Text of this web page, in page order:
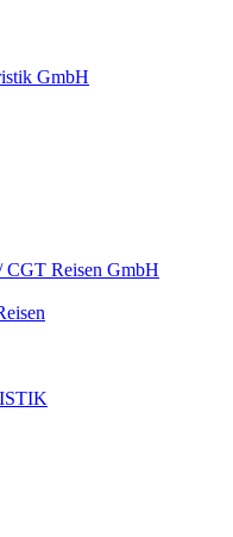
GmbH
CGT Reisen GmbH